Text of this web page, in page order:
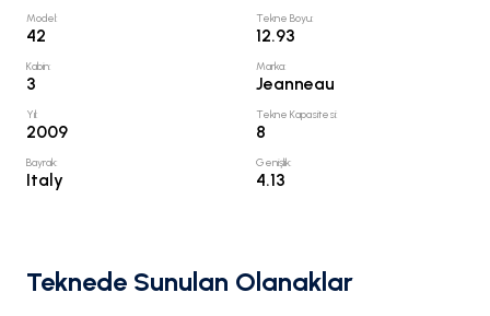
Model:
42
Tekne Boyu:
12.93
Kabin:
3
Marka:
Jeanneau
Yıl:
2009
Tekne Kapasitesi:
8
Bayrak:
Italy
Genişlik:
4.13
Teknede Sunulan Olanaklar